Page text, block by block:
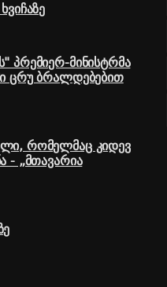
პრემიერ-მინისტრმა
ცრუ ბრალდებებით
რომელმაც კიდევ
- „მთავარია